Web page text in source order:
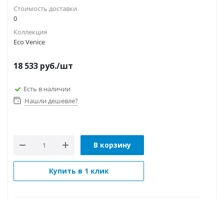
Стоимость доставки
0
Коллекция
Eco Venice
18 533 руб./шт
Есть в наличии
Нашли дешевле?
В корзину
Купить в 1 клик